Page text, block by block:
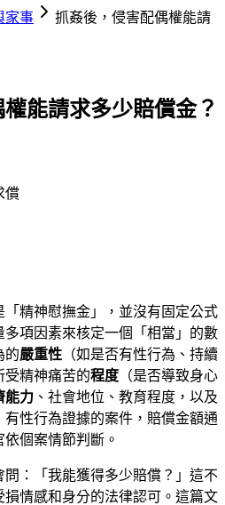
家事
抓姦後，侵害配偶權能請
能請求多少賠償金？
償
精神慰撫金」，並沒有固定公式
項因素來核定一個「相當」的數
的嚴重性 （如是否有性行為、持續
受精神痛苦的程度 （是否導致身心
能力 、社會地位、教育程度，以及
有性行為證據的案件，賠償金額通
個案情節判斷。
：「我能獲得多少賠償？」這不
情感和身分的法律認可。這篇文